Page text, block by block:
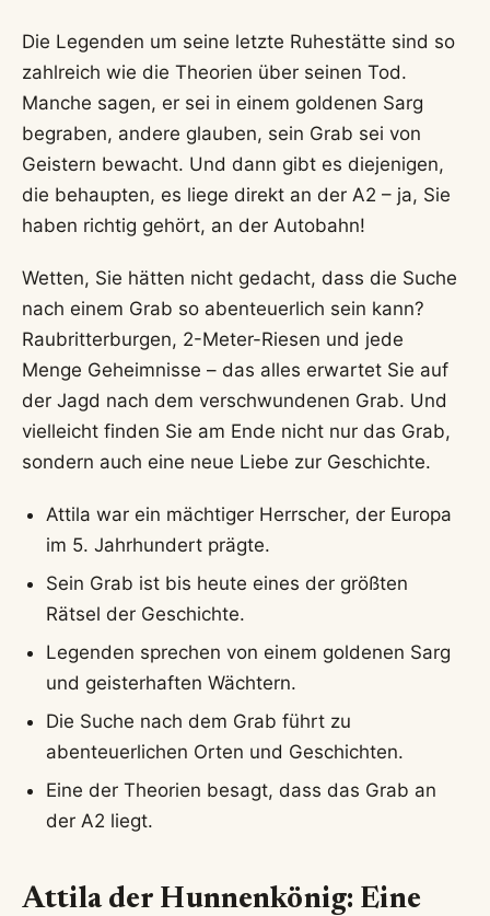
Die Legenden um seine letzte Ruhestätte sind so
zahlreich wie die Theorien über seinen Tod.
Manche sagen, er sei in einem goldenen Sarg
begraben, andere glauben, sein Grab sei von
Geistern bewacht. Und dann gibt es diejenigen,
die behaupten, es liege direkt an der A2 – ja, Sie
haben richtig gehört, an der Autobahn!
Wetten, Sie hätten nicht gedacht, dass die Suche
nach einem Grab so abenteuerlich sein kann?
Raubritterburgen, 2-Meter-Riesen und jede
Menge Geheimnisse – das alles erwartet Sie auf
der Jagd nach dem verschwundenen Grab. Und
vielleicht finden Sie am Ende nicht nur das Grab,
sondern auch eine neue Liebe zur Geschichte.
Attila war ein mächtiger Herrscher, der Europa
im 5. Jahrhundert prägte.
Sein Grab ist bis heute eines der größten
Rätsel der Geschichte.
Legenden sprechen von einem goldenen Sarg
und geisterhaften Wächtern.
Die Suche nach dem Grab führt zu
abenteuerlichen Orten und Geschichten.
Eine der Theorien besagt, dass das Grab an
der A2 liegt.
Attila der Hunnenkönig: Eine